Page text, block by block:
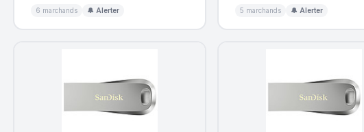
6 marchands 🔔 Alerter 5 marchands 🔔 Alerter